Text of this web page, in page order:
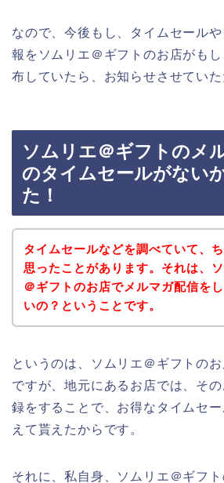
なので、今後もし、タイムセール
報をソムリエ＠ギフトのお店がも
布していたら、お知らせさせてい
ソムリエ＠ギフトのメ
のタイムセールがない
た！
タイムセールなどを調べていて、
思ったことがあります。それは、
＠ギフトのお店でメルマガ配信を
いの？ということです。
というのは、ソムリエ＠ギフトの
ですが、地元にあるお店では、そ
録をすることで、お得なタイムセ
えて貰えたからです。
それに、私自身、ソムリエ＠ギフ